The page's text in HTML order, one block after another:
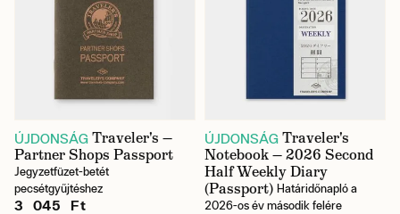
ÚJDONSÁG Traveler's —
Partner Shops Passport
Jegyzetfüzet-betét
pecsétgyűjtéshez
3 045 Ft
ÚJDONSÁG Traveler's
Notebook — 2026 Second
Half Weekly Diary
(Passport) Határidőnapló a
2026-os év második felére